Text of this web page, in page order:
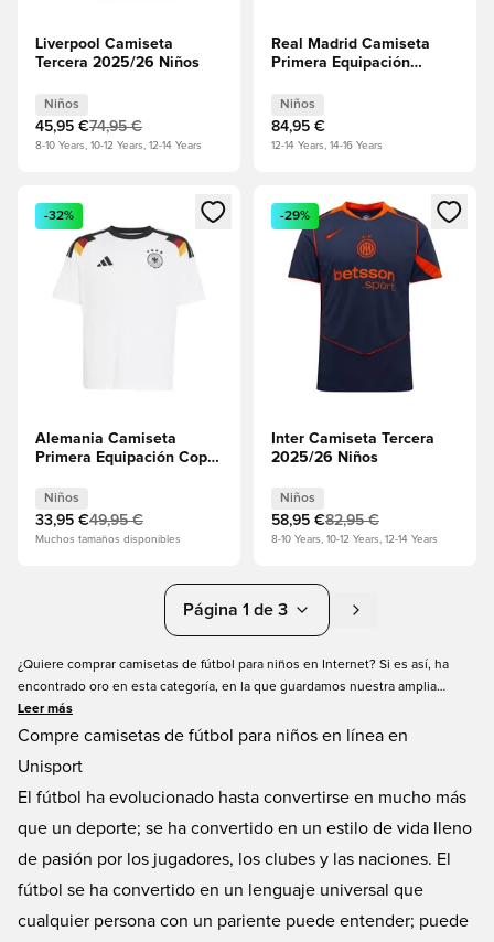
Liverpool Camiseta
Tercera 2025/26 Niños
Niños
45,95 €74,95 €
8-10 Years, 10-12 Years, 12-14 Years
Real Madrid Camiseta
Primera Equipación
largas
Niños
84,95 €
12-14 Years, 14-16 Years
Abre un modal para iniciar sesión o registrarse como
-32%
Alemania Camiseta
Primera Equipación Copa
Edition Niños
Niños
33,95 €49,95 €
Muchos tamaños disponibles
Abre un modal para iniciar
-29%
Inter Camiseta Tercera
2025/26 Niños
Niños
58,95 €82,95 €
8-10 Years, 10-12 Years, 12-14 Years
Página 1 de 3
¿Quiere comprar camisetas de fútbol para niños en Internet? Si es así, ha
encontrado oro en esta categoría, en la que guardamos nuestra amplia
selección de camisetas de fútbol para niños. Encontrará camisetas de fútbol
para niños de los clubes más importantes del mundo, pero eso es solo la
tardaría horas en enumerarlas todas. No importa si busca su club favorito o
su jugador favorito, puede encontrar la camiseta aquí mismo, en tallas para
niños, por supuesto. ¡Consiga el suyo hoy mismo en Unisport!
Leer más
Compre camisetas de fútbol para niños en línea en
Unisport
El fútbol ha evolucionado hasta convertirse en mucho más
que un deporte; se ha convertido en un estilo de vida lleno
de pasión por los jugadores, los clubes y las naciones. El
fútbol se ha convertido en un lenguaje universal que
cualquier persona con un pariente puede entender; puede